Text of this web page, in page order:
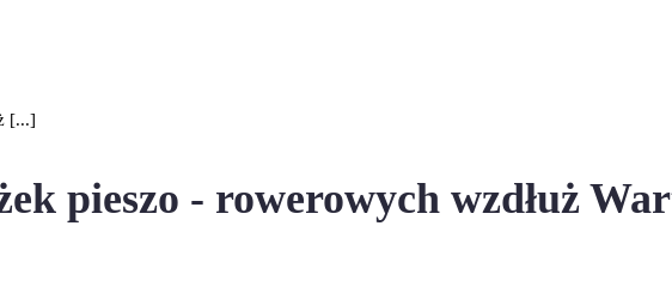
[...]
pieszo - rowerowych wzdłuż